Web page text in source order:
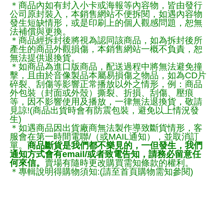
＊商品內如有封入小卡或海報等內容物，皆由發行
公司原封裝入，本銷售網站不便拆閱，如遇內容物
發生短缺情形，或是印刷上的個人觀感問題，恕無
法補償與更換。
＊商品經拆封後將視為認同該商品，如為拆封後所
產生的商品外觀損傷，本銷售網站一概不負責，恕
無法提供退換貨。
＊如商品為進口版商品，配送過程中將無法避免撞
擊，且由於音像製品本屬易損傷之物品，如為CD片
碎裂、刮傷等影響正常播放以外之情形，例：商品
外包裝（封面或外殼）撕裂、折損、刮傷、壓痕
等，因不影響使用及播放，一律無法退換貨，敬請
見諒!(商品出貨時會有防震包裝，避免以上情況發
生)
＊如遇商品因出貨廠商無法製作導致斷貨情形，客
服會在第一時間電聯/（或MAIL通知），並取消訂
單。 商品斷貨是我們都不樂見的，一但發生，我們
通知方式會有email/或者致電告知，請務必留意任
何來信。 賣場有隨時更改購買需知條款的權利。
＊專輯說明得購物須知:(請至首頁購物需知參閱)